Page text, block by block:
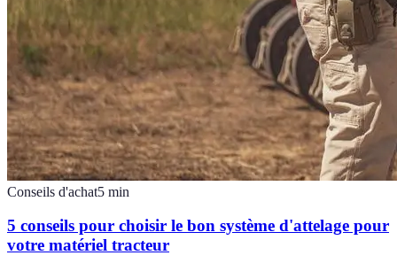
Conseils d'achat5 min
5 conseils pour choisir le bon système d'attelage pour
votre matériel tracteur